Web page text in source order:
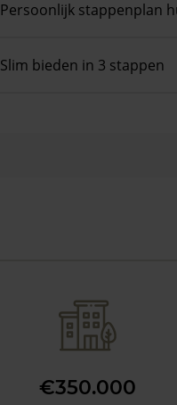
Persoonlijk stappenplan
Slim bieden in 3 stappen
€350.000